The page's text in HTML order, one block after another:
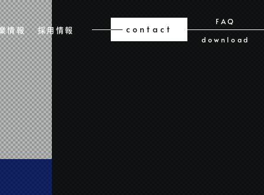
情報 採用情報 contact
FAQ
download